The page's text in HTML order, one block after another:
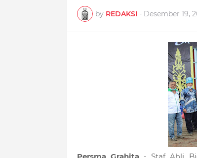
by REDAKSI - Desember 19,